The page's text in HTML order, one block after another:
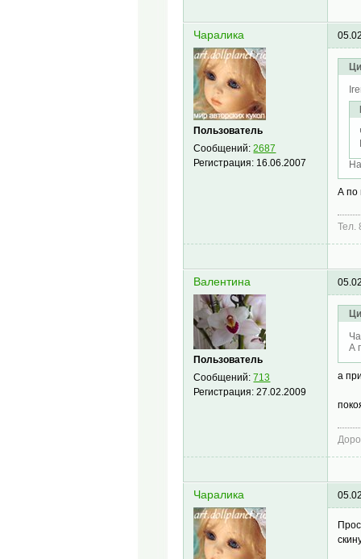
Чаралика
Пользователь
Сообщений:2687
Регистрация: 16.06.2007
А по
Тел.
Валентина
Пользователь
Сообщений:713
Регистрация:27.02.2009
А
а
Чаралика